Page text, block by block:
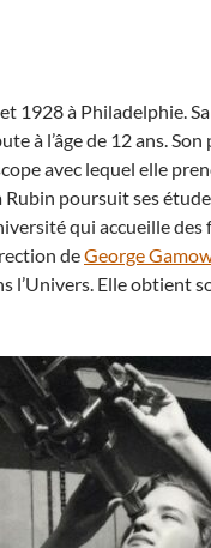
1928 à Philadelphie.
à l’âge de 12 ans. Son
avec lequel elle
poursuit ses
qui accueille des
deGeorge
l’Univers. Elle obtient